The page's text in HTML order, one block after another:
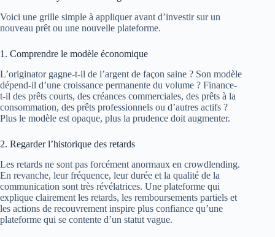
Voici une grille simple à appliquer avant d’investir sur un
nouveau prêt ou une nouvelle plateforme.
1. Comprendre le modèle économique
L’originator gagne-t-il de l’argent de façon saine ? Son modèle
dépend-il d’une croissance permanente du volume ? Finance-
t-il des prêts courts, des créances commerciales, des prêts à la
consommation, des prêts professionnels ou d’autres actifs ?
Plus le modèle est opaque, plus la prudence doit augmenter.
2. Regarder l’historique des retards
Les retards ne sont pas forcément anormaux en crowdlending.
En revanche, leur fréquence, leur durée et la qualité de la
communication sont très révélatrices. Une plateforme qui
explique clairement les retards, les remboursements partiels et
les actions de recouvrement inspire plus confiance qu’une
plateforme qui se contente d’un statut vague.